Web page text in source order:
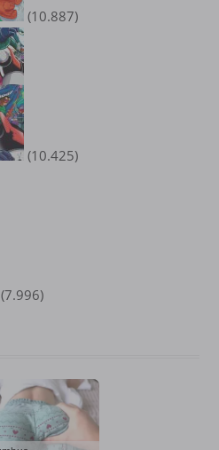
(10.887)
(10.425)
(7.996)